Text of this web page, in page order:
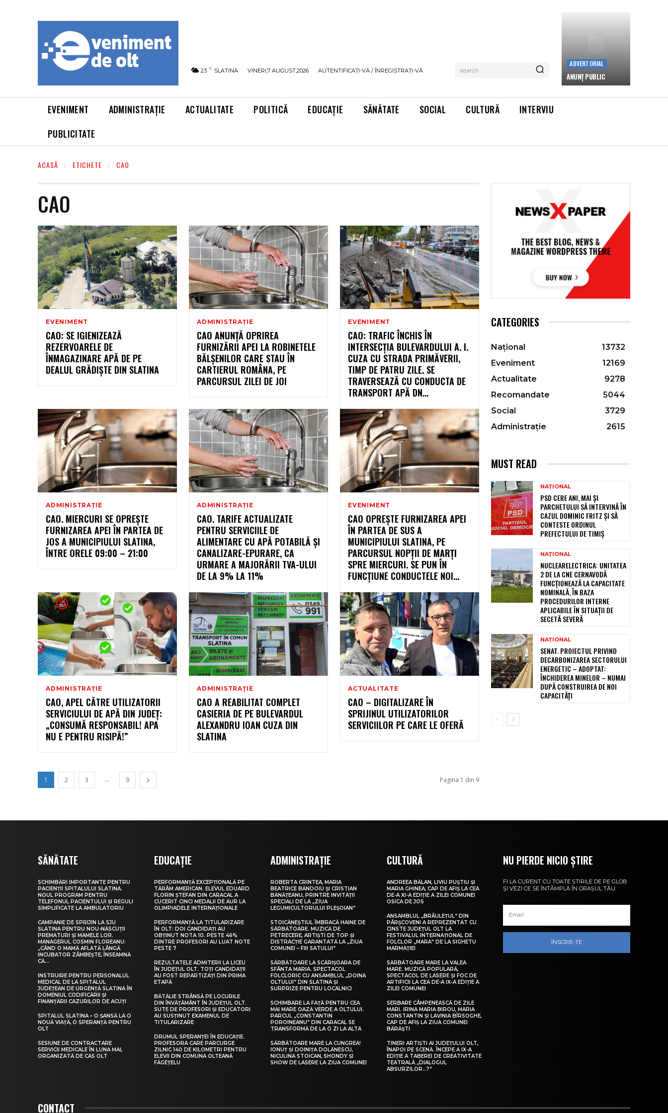
23 C SLATINA VINERI,7 AUGUST,2026 AUTENTIFICAȚI-VĂ / ÎNREGISTRAȚI-VĂ search
ADVERTORIAL
ANUNȚ PUBLIC
EVENIMENT ADMINISTRAȚIE ACTUALITATE POLITICĂ EDUCAȚIE SĂNĂTATE SOCIAL CULTURĂ
INTERVIU
PUBLICITATE
ACASĂ ETICHETE CAO
CAO
EVENIMENT
CAO: SE IGIENIZEAZĂ
REZERVOARELE DE
ÎNMAGAZINARE APĂ DE PE
DEALUL GRĂDIȘTE DIN SLATINA
ADMINISTRAȚIE
CAO ANUNȚĂ OPRIREA
FURNIZĂRII APEI LA ROBINETELE
BĂLȘENILOR CARE STAU ÎN
CARTIERUL ROMÂNA, PE
PARCURSUL ZILEI DE JOI
EVENIMENT
CAO: TRAFIC ÎNCHIS ÎN
INTERSECȚIA BULEVARDULUI A. I.
CUZA CU STRADA PRIMĂVERII,
TIMP DE PATRU ZILE. SE
TRAVERSEAZĂ CU CONDUCTA DE
TRANSPORT APĂ DN...
ADMINISTRAȚIE
CAO. MIERCURI SE OPREȘTE
FURNIZAREA APEI ÎN PARTEA DE
JOS A MUNICIPIULUI SLATINA,
ÎNTRE ORELE 09:00 – 21:00
ADMINISTRAȚIE
CAO. TARIFE ACTUALIZATE
PENTRU SERVICIILE DE
ALIMENTARE CU APĂ POTABILĂ ȘI
CANALIZARE-EPURARE, CA
URMARE A MAJORĂRII TVA-ULUI
DE LA 9% LA 11%
EVENIMENT
CAO OPREȘTE FURNIZAREA APEI
ÎN PARTEA DE SUS A
MUNICIPIULUI SLATINA, PE
PARCURSUL NOPȚII DE MARȚI
SPRE MIERCURI. SE PUN ÎN
FUNCȚIUNE CONDUCTELE NOI...
ADMINISTRAȚIE
CAO, APEL CĂTRE UTILIZATORII
SERVICIULUI DE APĂ DIN JUDEȚ:
„CONSUMĂ RESPONSABIL! APA
NU E PENTRU RISIPĂ!”
ADMINISTRAȚIE
CAO A REABILITAT COMPLET
CASIERIA DE PE BULEVARDUL
ALEXANDRU IOAN CUZA DIN
SLATINA
ACTUALITATE
CAO – DIGITALIZARE ÎN
SPRIJINUL UTILIZATORILOR
SERVICIILOR PE CARE LE OFERĂ
1 2 3 ... 9 Pagina 1 din 9
CATEGORIES
Național
13732
Eveniment
12169
Actualitate
9278
Recomandate
5044
Social
3729
Administrație
2615
MUST READ
NAȚIONAL
PSD CERE ANI, MAI ȘI
PARCHETULUI SĂ INTERVINĂ ÎN
CAZUL DOMINIC FRITZ ȘI SĂ
CONTESTE ORDINUL
PREFECTULUI DE TIMIȘ
NAȚIONAL
NUCLEARELECTRICA: UNITATEA
2 DE LA CNE CERNAVODĂ
FUNCȚIONEAZĂ LA CAPACITATE
NOMINALĂ, ÎN BAZA
PROCEDURILOR INTERNE
APLICABILE ÎN SITUAȚII DE
SECETĂ SEVERĂ
NAȚIONAL
SENAT. PROIECTUL PRIVIND
DECARBONIZAREA SECTORULUI
ENERGETIC – ADOPTAT:
ÎNCHIDEREA MINELOR – NUMAI
DUPĂ CONSTRUIREA DE NOI
CAPACITĂȚI
SĂNĂTATE
SCHIMBĂRI IMPORTANTE PENTRU
PACIENȚII SPITALULUI SLATINA.
NOUL PROGRAM PENTRU
TELEFONUL PACIENTULUI ȘI REGULI
SIMPLIFICATE LA AMBULATORIU
CAMPANIE DE SPRIJIN LA SJU
SLATINA PENTRU NOU-NĂSCUȚII
PREMATURI ȘI MAMELE LOR.
MANAGERUL COSMIN FLOREANU:
„CÂND O MAMĂ AFLATĂ LÂNGĂ
INCUBATOR ZÂMBEȘTE, ÎNSEAMNĂ
CĂ...
INSTRUIRE PENTRU PERSONALUL
MEDICAL DE LA SPITALUL
JUDEȚEAN DE URGENȚĂ SLATINA ÎN
DOMENIUL CODIFICĂRII ȘI
FINANȚĂRII CAZURILOR DE ACUȚI
SPITALUL SLATINA – O ȘANSĂ LA O
NOUĂ VIAȚĂ, O SPERANȚĂ PENTRU
OLT
SESIUNE DE CONTRACTARE
SERVICII MEDICALE ÎN LUNA MAI,
ORGANIZATĂ DE CAS OLT
EDUCAȚIE
PERFORMANȚĂ EXCEPȚIONALĂ PE
TĂRÂM AMERICAN. ELEVUL EDUARD
FLORIN ȘTEFAN DIN CARACAL A
CUCERIT CINCI MEDALII DE AUR LA
OLIMPIADELE INTERNAȚIONALE
PERFORMANȚĂ LA TITULARIZARE
ÎN OLT: DOI CANDIDAȚI AU
OBȚINUT NOTA 10. PESTE 46%
DINTRE PROFESORI AU LUAT NOTE
PESTE 7
REZULTATELE ADMITERII LA LICEU
ÎN JUDEȚUL OLT. TOȚI CANDIDAȚII
AU FOST REPARTIZAȚI DIN PRIMA
ETAPĂ
BĂTĂLIE STRÂNSĂ PE LOCURILE
DIN ÎNVĂȚĂMÂNT ÎN JUDEȚUL OLT.
SUTE DE PROFESORI ȘI EDUCATORI
AU SUSȚINUT EXAMENUL DE
TITULARIZARE
DRUMUL SPERANȚEI ÎN EDUCAȚIE.
PROFESORA CARE PARCURGE
ZILNIC 140 DE KILOMETRI PENTRU
ELEVII DIN COMUNA OLTEANĂ
FĂGEȚELU
ADMINISTRAȚIE
ROBERTA CRINTEA, MARIA
BEATRICE BĂNDOIU ȘI CRISTIAN
BĂNĂȚEANU, PRINTRE INVITAȚII
SPECIALI DE LA „ZIUA
LEGUMICULTORULUI PLEȘOIAN”
STOICĂNEȘTIUL ÎMBRACĂ HAINE DE
SĂRBĂTOARE. MUZICĂ DE
PETRECERE, ARTIȘTI DE TOP ȘI
DISTRACȚIE GARANTATĂ LA „ZIUA
COMUNEI – FIII SATULUI”
SĂRBĂTOARE LA SCĂRIȘOARA DE
SFÂNTA MARIA. SPECTACOL
FOLCLORIC CU ANSAMBLUL „DOINA
OLTULUI” DIN SLATINA ȘI
SURPRIZE PENTRU LOCALNICI
SCHIMBARE LA FAȚĂ PENTRU CEA
MAI MARE OAZĂ VERDE A OLTULUI.
PARCUL „CONSTANTIN
POROINEANU” DIN CARACAL SE
TRANSFORMĂ DE LA O ZI LA ALTA
SĂRBĂTOARE MARE LA CUNGREA!
IONUȚ ȘI DOINIȚA DOLĂNESCU,
NICULINA STOICAN, SHONDY ȘI
SHOW DE LASERE LA ZIUA COMUNEI
CULTURĂ
ANDREEA BĂLAN, LIVIU PUȘTIU ȘI
MARIA GHINEA, CAP DE AFIȘ LA CEA
DE-A XI-A EDIȚIE A ZILEI COMUNEI
OSICA DE JOS
ANSAMBLUL „BRÂULEȚUL” DIN
PÂRȘCOVENI A REPREZENTAT CU
CINSTE JUDEȚUL OLT LA
FESTIVALUL INTERNAȚIONAL DE
FOLCLOR „MARA” DE LA SIGHETU
MARMAȚIEI
SĂRBĂTOARE MARE LA VALEA
MARE. MUZICĂ POPULARĂ,
SPECTACOL DE LASERE ȘI FOC DE
ARTIFICII LA CEA DE-A IX-A EDIȚIE A
ZILEI COMUNEI
SERBARE CÂMPENEASCĂ DE ZILE
MARI. IRINA MARIA BIROU, MARIA
CONSTANTIN ȘI LAVINIA BÎRSOGHE,
CAP DE AFIȘ LA ZIUA COMUNEI
BĂRĂȘTI
TINERI ARTIȘTI AI JUDEȚULUI OLT,
ÎNAPOI PE SCENĂ. ÎNCEPE A IX-A
EDIȚIE A TABEREI DE CREATIVITATE
TEATRALĂ „DIALOGUL
ABSURZILOR…?”
NU PIERDE NICIO ȘTIRE
FI LA CURENT CU TOATE ȘTIRILE DE PE GLOB
ȘI VEZI CE SE ÎNTÂMPLĂ ÎN ORAȘUL TĂU.
ÎNSCRIE-TE
CONTACT